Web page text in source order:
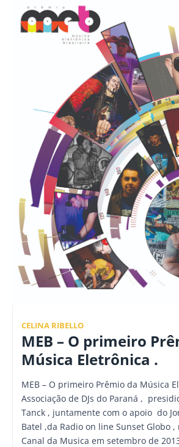
CELINA RIBELLO
MEB – O primeiro
Música Eletrônica .
MEB – O primeiro Prêmio da Música
Associação de DJs do Paraná ,
Tanck , juntamente com o apoio do
Batel ,da Radio on line Sunset Globo
Canal da Musica em setembro de